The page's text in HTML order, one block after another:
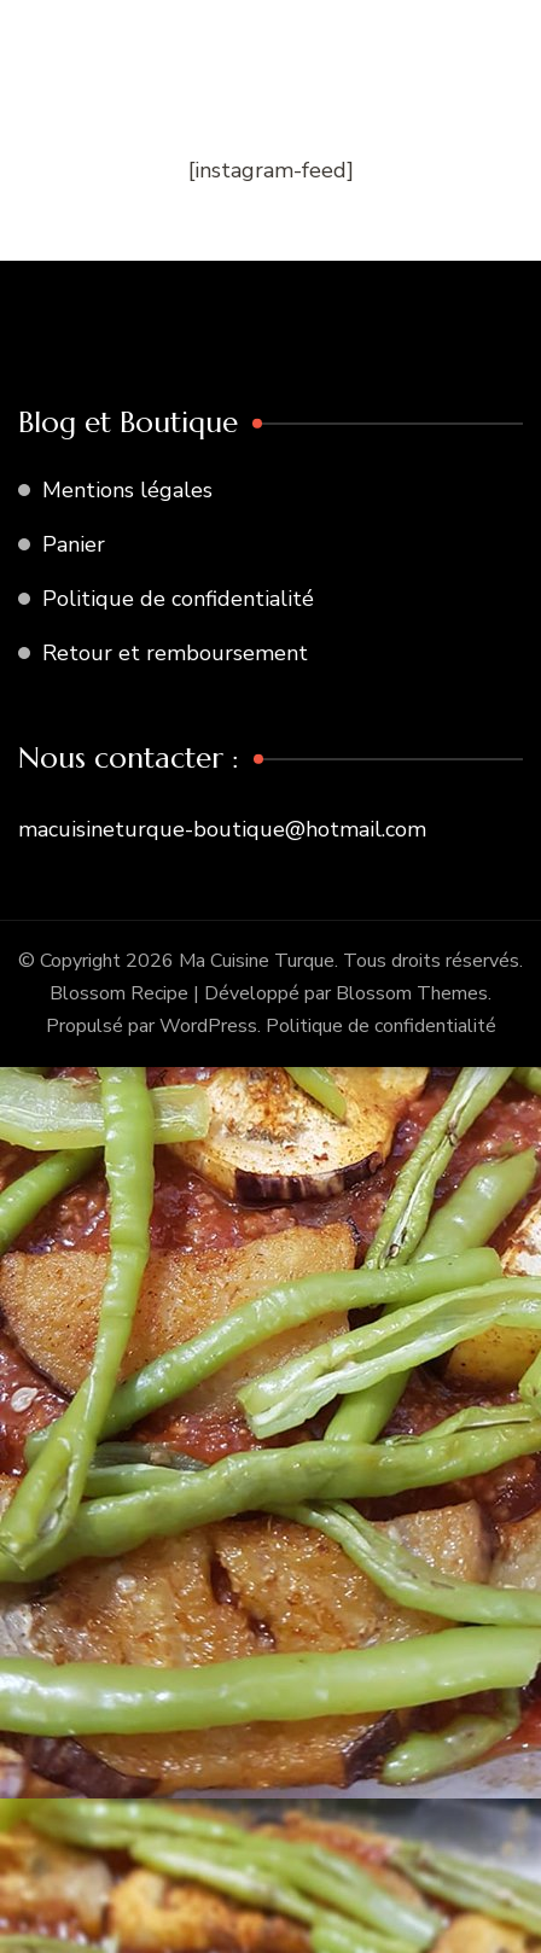
[instagram-feed]
Blog et Boutique
Mentions légales
Panier
Politique de confidentialité
Retour et remboursement
Nous contacter :
macuisineturque-boutique@hotmail.com
© Copyright 2026 Ma Cuisine Turque. Tous droits réservés.
Blossom Recipe | Développé par Blossom Themes.
Propulsé parWordPress. Politique de confidentialité